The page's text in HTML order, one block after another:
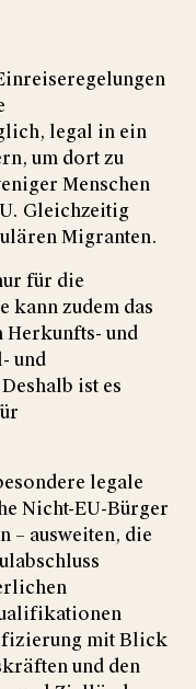
legal in ein
um dort zu
Menschen
Gleichzeitig
Migranten.
für die
kann zudem das
Herkunfts- und
und
ist es
legale
Nicht-EU-Bürger
– ausweiten, die
mit Blick
und den